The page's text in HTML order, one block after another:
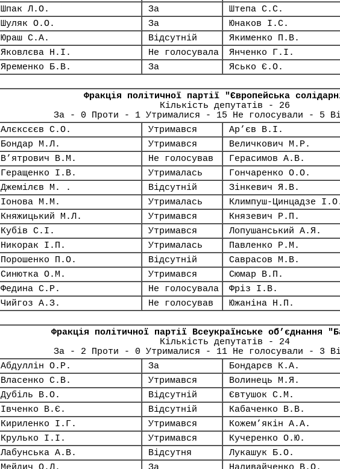
Шпак Л.О.
За Штепа С.С.
Шуляк О.О.
За Юнаков І.С.
Юраш С.А.
Відсутній Якименко П.В.
Яковлєва Н.І.
Не голосувала Янченко Г.І.
Яременко Б.В.
За Ясько Є.О.
Фракція політичної партії "Європейська
Кількість депутатів - 26
За - 0 Проти - 1 Утрималися - 15 Не голосували - 5
Алєксєєв С.О.
Утримався Ар’єв В.І.
Бондар М.Л.
Утримався Величкович М.Р.
В’ятрович В.М.
Не голосував Герасимов А.В.
Геращенко І.В.
Утрималась Гончаренко О.О.
Джемілєв М. .
Відсутній Зінкевич Я.В.
Іонова М.М.
Утрималась Климпуш-Цинцадзе
Княжицький М.Л.
Утримався Князевич Р.П.
Кубів С.І.
Утримався Лопушанський А.Я.
Никорак І.П.
Утрималась Павленко Р.М.
Порошенко П.О.
Відсутній Саврасов М.В.
Синютка О.М.
Утримався Сюмар В.П.
Федина С.Р.
Не голосувала Фріз І.В.
Чийгоз А.З.
Не голосував Южаніна Н.П.
Фракція політичної партії Всеукраїнське об’єднання
Кількість депутатів - 24
За - 2 Проти - 0 Утрималися - 11 Не голосували - 3
Абдуллін О.Р.
За Бондарєв К.А.
Власенко С.В.
Утримався Волинець М.Я.
Дубіль В.О.
Відсутній Євтушок С.М.
Івченко В.Є.
Відсутній Кабаченко В.В.
Кириленко І.Г.
Утримався Кожем’якін А.А.
Крулько І.І.
Утримався Кучеренко О.Ю.
Лабунська А.В.
Відсутня Лукашук Б.О.